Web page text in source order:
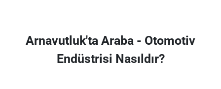
Arnavutluk'ta Araba - Otomotiv
Endüstrisi Nasıldır?